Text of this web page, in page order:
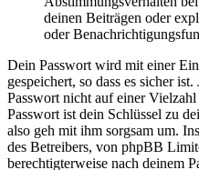
deinen Beiträgen oder
oder
Dein Passwort wird mit einer
gespeichert, so dass es sicher
Passwort nicht auf einer
Passwort ist dein Schlüssel zu
also geh mit ihm sorgsam um.
des Betreibers, von phpBB
berechtigterweise nach deinem